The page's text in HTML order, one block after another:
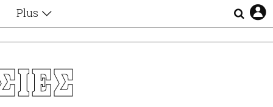
Plus
Αφιερώματα
Ζώδια